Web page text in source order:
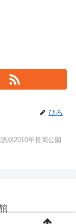
ひろ
惑2010年長岡公園